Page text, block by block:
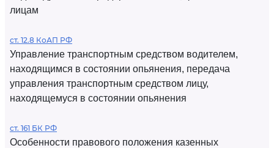
лицам
ст. 12.8 КоАП РФ
Управление транспортным средством водителем,
находящимся в состоянии опьянения, передача
управления транспортным средством лицу,
находящемуся в состоянии опьянения
ст. 161 БК РФ
Особенности правового положения казенных